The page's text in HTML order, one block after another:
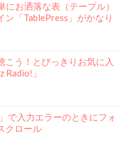
にお洒落な表（テーブル）
ン「TablePress」がかなり
こう！とびっきりお気に入
Radio!」
で入力エラーのときにフォ
クロール